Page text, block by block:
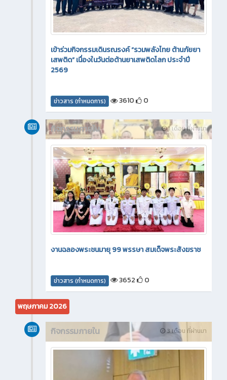
เข้าร่วมกิจกรรมเดินรณรงค์ “รวมพลังไทย ต้านภัยยา
เสพติด” เนื่องในวันต่อต้านยาเสพติดโลก ประจำปี
2569
ข่าวสาร (กำหนดการ) 3610 0
1 เดือน ที่ผ่านมา
กิจกรรมภายใน
งานฉลองพระชนมายุ 99 พรรษา สมเด็จพระสังฆราช
ข่าวสาร (กำหนดการ) 3652 0
พฤษภาคม 2026
3 เดือน ที่ผ่านมา
กิจกรรมภายใน